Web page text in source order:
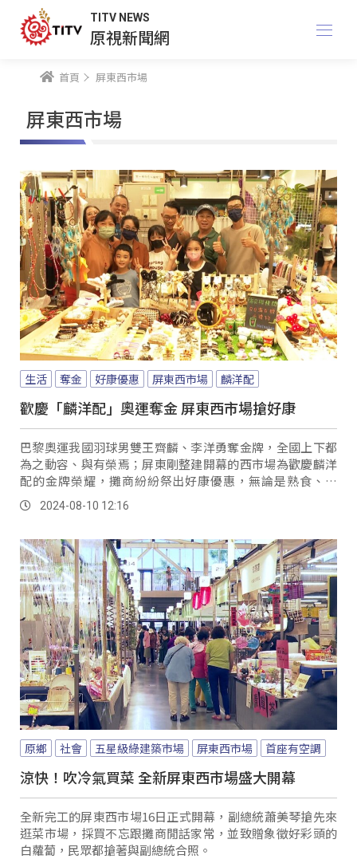
TITV NEWS
原視新聞網
首頁 屏東西市場
屏東西市場
生活 奪金 好康優惠 屏東西市場 麟洋配
歡慶「麟洋配」奧運奪金 屏東西市場搶好康
巴黎奧運我國羽球男雙王齊麟、李洋勇奪金牌，全國上下都
為之動容、與有榮焉；屏東剛整建開幕的西市場為歡慶麟洋
配的金牌榮耀，攤商紛紛祭出好康優惠，無論是熟食、飲
料、生鮮、蔬果，都有機會搶好康、抽好禮。
2024-08-10 12:16
原鄉 社會 五星級綠建築市場 屏東西市場 首座有空調
涼快！吹冷氣買菜 全新屏東西市場盛大開幕
全新完工的屏東西市場16日正式開幕，副總統蕭美琴搶先來
逛菜市場，採買不忘跟攤商閒話家常，並致贈象徵好彩頭的
白蘿蔔，民眾都搶著與副總統合照。